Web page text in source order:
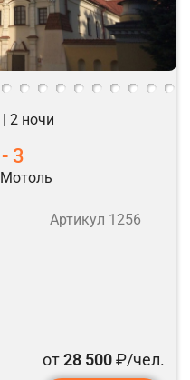
2 ночи
3
Артикул 1256
от28 500₽/чел.